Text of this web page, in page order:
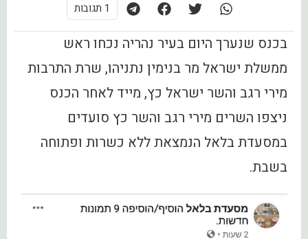
1 תגובות
בכנס שנערך היום בעיר נהריה נכחו ראש
ממשלת ישראל מר בנימין נתניהו, שרת התרבות
מירי רגב והשר ישראל כץ, מייד לאחר הכנס
ניצפו השרים מירי רגב והשר כץ סועדים
במסעדת בלאל הנמצאת ללא כשרות ופתוחה
בשבת.